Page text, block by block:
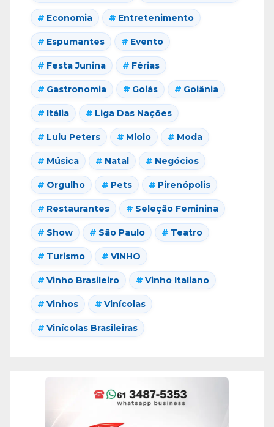
Economia Entretenimento
Espumantes Evento
Festa Junina Férias
Gastronomia Goiás Goiânia
Itália Liga Das Nações
Lulu Peters Miolo Moda
Música Natal Negócios
Orgulho Pets Pirenópolis
Restaurantes Seleção Feminina
Show São Paulo Teatro
Turismo VINHO
Vinho Brasileiro Vinho Italiano
Vinhos Vinícolas
Vinícolas Brasileiras